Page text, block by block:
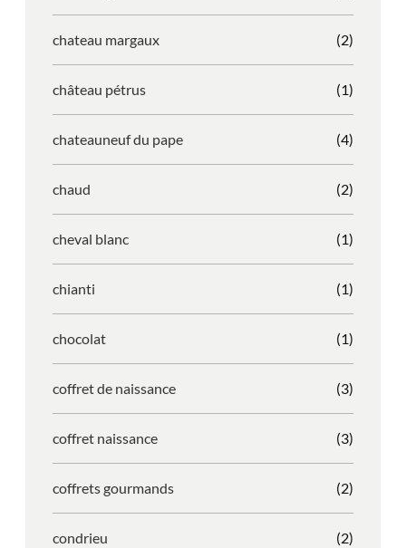
chateau margaux (2)
château pétrus (1)
chateauneuf du pape (4)
chaud (2)
cheval blanc (1)
chianti (1)
chocolat (1)
coffret de naissance (3)
coffret naissance (3)
coffrets gourmands (2)
condrieu (2)